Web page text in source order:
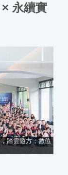
永續實
踏雲遊方；數位